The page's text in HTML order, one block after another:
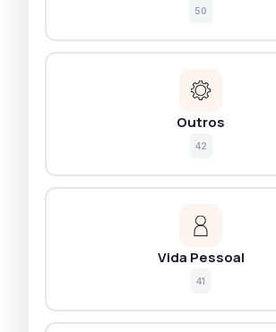
50
Outros
42
Vida Pessoal
41